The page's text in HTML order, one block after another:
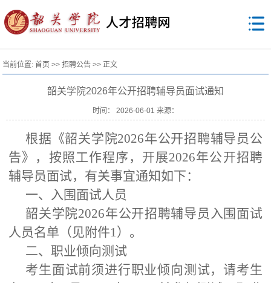
当前位置:首页 >>招聘公告 >> 正文
韶关学院2026年公开招聘辅导员面试通知
时间： 2026-06-01 来源：
根据《韶关学院2026年公开招聘辅导员公
告》，按照工作程序，开展2026年公开招聘
辅导员面试，有关事宜通知如下：
一、入围面试人员
韶关学院2026年公开招聘辅导员入围面试
人员名单（见附件1）。
二、职业倾向测试
考生面试前须进行职业倾向测试，请考生